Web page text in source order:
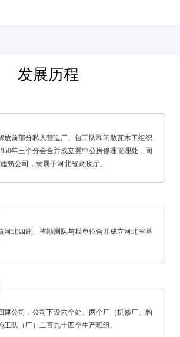
发展历程
放前部分私人营造厂、包工队和闲散瓦木工组织
年三个分会合并成立冀中公房修理管理处，同
筑公司，隶属于河北省财政厅。
河北四建、省勘测队与我单位合并成立河北省基
建公司，公司下设六个处、两个厂（机修厂、构
工队（厂）二百九十四个生产班组。